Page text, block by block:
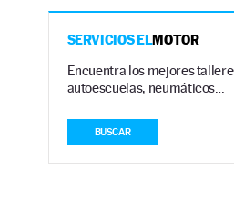
SERVICIOS ELMOTOR
Encuentra los mejores
autoescuelas, neumáticos…
BUSCAR